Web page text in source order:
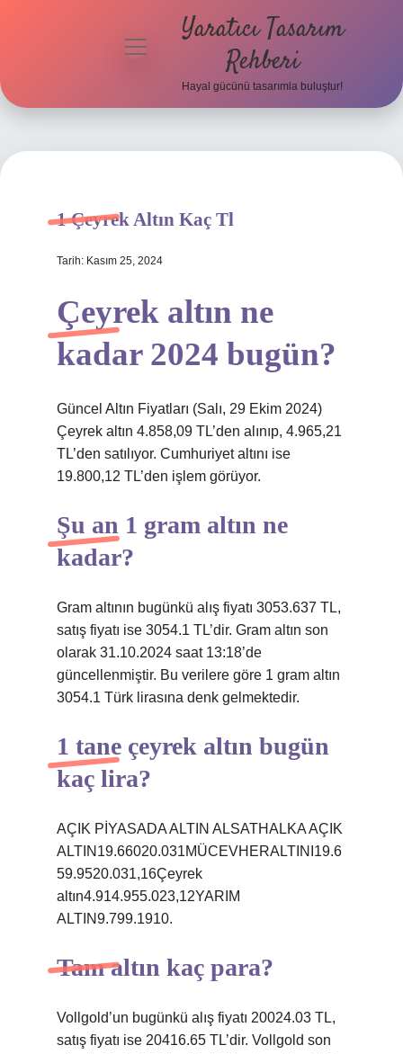
menüyü
Yaratıcı Tasarım
Rehberi
Hayal gücünü tasarımla buluştur!
1 Çeyrek Altın Kaç Tl
Tarih: Kasım 25, 2024
Çeyrek altın ne
kadar 2024 bugün?
Güncel Altın Fiyatları (Salı, 29 Ekim 2024)
Çeyrek altın 4.858,09 TL’den alınıp, 4.965,21
TL’den satılıyor. Cumhuriyet altını ise
19.800,12 TL’den işlem görüyor.
Şu an 1 gram altın ne
kadar?
Gram altının bugünkü alış fiyatı 3053.637 TL,
satış fiyatı ise 3054.1 TL’dir. Gram altın son
olarak 31.10.2024 saat 13:18’de
güncellenmiştir. Bu verilere göre 1 gram altın
3054.1 Türk lirasına denk gelmektedir.
1 tane çeyrek altın bugün
kaç lira?
AÇIK PİYASADA ALTIN ​​ALSATHALKA AÇIK
ALTIN19.66020.031MÜCEVHERALTINI19.6
59.9520.031,16Çeyrek
altın4.914.955.023,12YARIM
ALTIN9.799.1910.
Tam altın kaç para?
Vollgold’un bugünkü alış fiyatı 20024.03 TL,
satış fiyatı ise 20416.65 TL’dir. Vollgold son